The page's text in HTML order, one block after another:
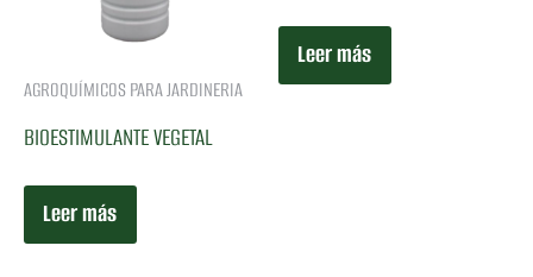
AGROQUÍMICOS PARA JARDINERIA
BIOESTIMULANTE VEGETAL
Leer más
Leer más